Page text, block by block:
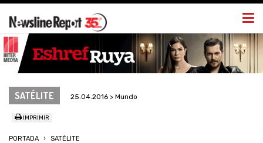
SATÉLITE 25.04.2016 > Mundo
IMPRIMIR
PORTADA SATÉLITE